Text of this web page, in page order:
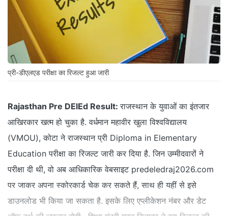
प्री-डीएलएड परीक्षा का रिजल्ट हुआ जारी
Rajasthan Pre DElEd Result:राजस्थान के युवाओं का इंतजार
आखिरकार खत्म हो चुका है. वर्धमान महावीर खुला विश्वविद्यालय
(VMOU), कोटा ने राजस्थान प्री Diploma in Elementary
Education परीक्षा का रिजल्ट जारी कर दिया है. जिन उम्मीदवारों ने
परीक्षा दी थी, वो अब आधिकारिक वेबसाइट predeledraj2026.com
पर जाकर अपना स्कोरकार्ड चेक कर सकते हैं, साथ ही यहीं से इसे
डाउनलोड भी किया जा सकता है. इसके लिए एप्लीकेशन नंबर और डेट